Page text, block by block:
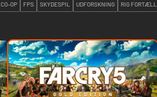
CO-OP FPS SKYDESPIL UDFORSKNING RIG